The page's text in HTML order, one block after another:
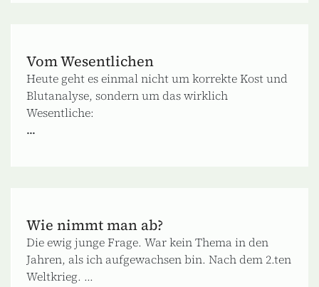
Vom Wesentlichen
Heute geht es einmal nicht um korrekte Kost und
Blutanalyse, sondern um das wirklich
Wesentliche:
...
Wie nimmt man ab?
Die ewig junge Frage. War kein Thema in den
Jahren, als ich aufgewachsen bin. Nach dem 2.ten
Weltkrieg. ...